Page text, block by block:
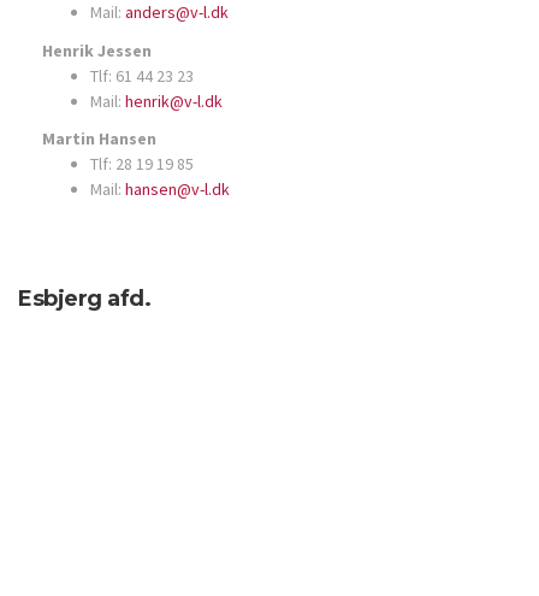
Mail: anders@v-l.dk
Henrik Jessen
Tlf: 61 44 23 23
Mail: henrik@v-l.dk
Martin Hansen
Tlf: 28 19 19 85
Mail: hansen@v-l.dk
Esbjerg afd.